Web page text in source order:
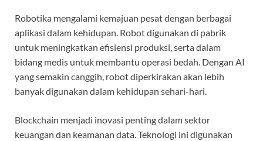
Robotika mengalami kemajuan pesat dengan berbagai
aplikasi dalam kehidupan. Robot digunakan di pabrik
untuk meningkatkan efisiensi produksi, serta dalam
bidang medis untuk membantu operasi bedah. Dengan AI
yang semakin canggih, robot diperkirakan akan lebih
banyak digunakan dalam kehidupan sehari-hari.
Blockchain menjadi inovasi penting dalam sektor
keuangan dan keamanan data. Teknologi ini digunakan